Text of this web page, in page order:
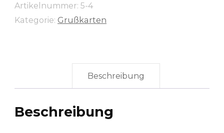
Artikelnummer: 5-4
Kategorie: Grußkarten
Beschreibung
Beschreibung